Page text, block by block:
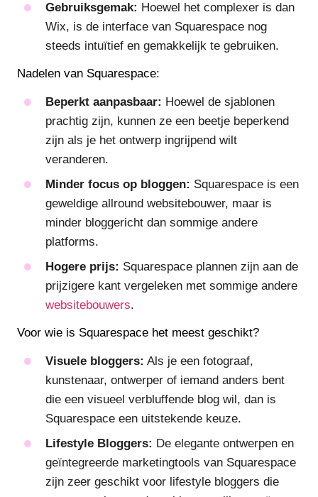
Gebruiksgemak: Hoewel het complexer is dan
Wix, is de interface van Squarespace nog
steeds intuïtief en gemakkelijk te gebruiken.
Nadelen van Squarespace:
Beperkt aanpasbaar: Hoewel de sjablonen
prachtig zijn, kunnen ze een beetje beperkend
zijn als je het ontwerp ingrijpend wilt
veranderen.
Minder focus op bloggen: Squarespace is een
geweldige allround websitebouwer, maar is
minder bloggericht dan sommige andere
platforms.
Hogere prijs: Squarespace plannen zijn aan de
prijzigere kant vergeleken met sommige andere
websitebouwers.
Voor wie is Squarespace het meest geschikt?
Visuele bloggers: Als je een fotograaf,
kunstenaar, ontwerper of iemand anders bent
die een visueel verbluffende blog wil, dan is
Squarespace een uitstekende keuze.
Lifestyle Bloggers: De elegante ontwerpen en
geïntegreerde marketingtools van Squarespace
zijn zeer geschikt voor lifestyle bloggers die